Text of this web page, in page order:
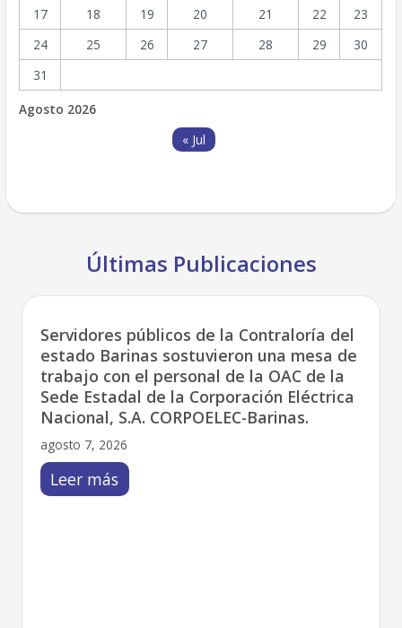
Agosto 2026
17
18 19 20 21 22
23
24
25 26 27 28 29
30
31
« Jul
Últimas Publicaciones
Servidores públicos de la Contraloría del
estado Barinas sostuvieron una mesa de
trabajo con el personal de la OAC de la
Sede Estadal de la Corporación Eléctrica
Nacional, S.A. CORPOELEC-Barinas.
agosto 7, 2026
Leer más